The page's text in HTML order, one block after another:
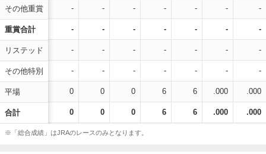
その他重賞
重賞合計
リステッド
その他特別
平場
合計
- - - - - - -
- - - - - - -
- - - - - - -
- - - - - - -
0 0 0 6 6 .000 .000
0 0 0 6 6 .000 .000
※「総合成績」はJRAのレースのみとなります。